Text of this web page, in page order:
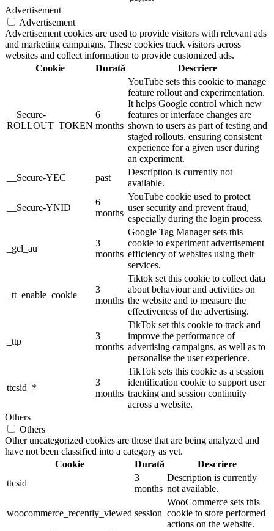
Advertisement
Advertisement
Advertisement cookies are used to provide visitors with relevant ads
and marketing campaigns. These cookies track visitors across
websites and collect information to provide customized ads.
Cookie
Durată Descriere
__Secure-
ROLLOUT_TOKEN
6
months
YouTube sets this cookie to manage
feature rollout and experimentation.
It helps Google control which new
features or interface changes are
shown to users as part of testing and
staged rollouts, ensuring consistent
experience for a given user during
an experiment.
__Secure-YEC
past
Description is currently not
available.
__Secure-YNID
6
months
YouTube cookie used to protect
user security and prevent fraud,
especially during the login process.
_gcl_au
3
months
Google Tag Manager sets this
cookie to experiment advertisement
efficiency of websites using their
services.
_tt_enable_cookie
3
months
Tiktok set this cookie to collect data
about behaviour and activities on
the website and to measure the
effectiveness of the advertising.
_ttp
3
months
TikTok set this cookie to track and
improve the performance of
advertising campaigns, as well as to
personalise the user experience.
ttcsid_*
3
months
TikTok sets this cookie as a session
identification cookie to support user
tracking and session continuity
across a website.
Others
Others
Other uncategorized cookies are those that are being analyzed and
have not been classified into a category as yet.
Cookie
Durată
Descriere
ttcsid
3
months
Description is currently
not available.
woocommerce_recently_viewed session
WooCommerce sets this
cookie to store performed
actions on the website.